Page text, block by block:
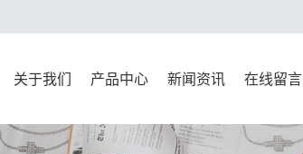
关于我们 产品中心 新闻资讯 在线留言